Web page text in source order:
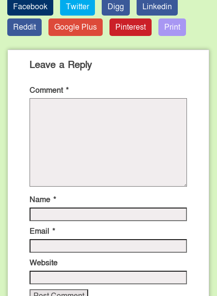
Facebook Twitter Digg
Linkedin
Reddit
Google Plus Pinterest Print
Leave a Reply
Comment *
Name *
Email *
Website